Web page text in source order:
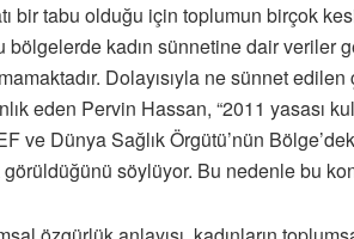
bir tabu olduğu için toplumun birçok
bölgelerde kadın sünnetine dair veriler
Dolayısıyla ne sünnet
eden Pervin Hassan, “2011 yasası
ve Dünya Sağlık Örgütü’nün
söylüyor. Bu nedenle bu